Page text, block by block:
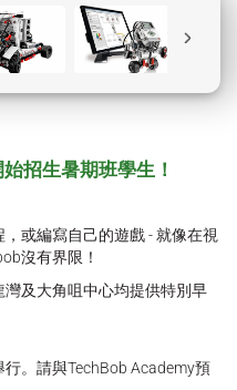
招生暑期班學生！
或編寫自己的遊戲 - 就像在視
沒有界限！
及大角咀中心均提供特別早
。請與TechBob Academy預